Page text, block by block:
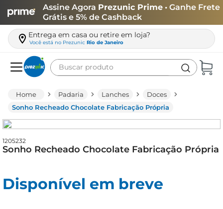
Assine Agora Prezunic Prime • Ganhe Frete
Grátis e 5% de Cashback
Entrega em casa ou retire em loja?
Você está no Prezunic Rio de Janeiro
Buscar produto
Padaria Lanches
Doces
Sonho Recheado Chocolate Fabricação Própria
1205232
Sonho Recheado Chocolate Fabricação Própria
Disponível em breve
leite
queijo
azeite